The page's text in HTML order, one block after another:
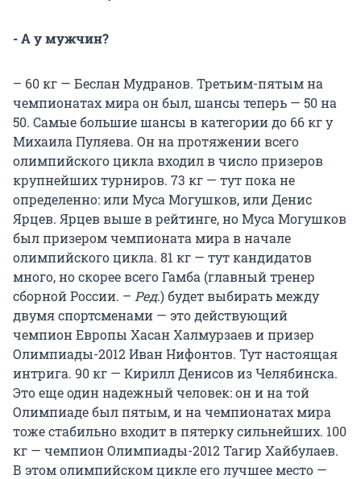
- А у мужчин?
– 60 кг — Беслан Мудранов. Третьим-пятым на
чемпионатах мира он был, шансы теперь — 50 на
50. Самые большие шансы в категории до 66 кг у
Михаила Пуляева. Он на протяжении всего
олимпийского цикла входил в число призеров
крупнейших турниров. 73 кг — тут пока не
определенно: или Муса Могушков, или Денис
Ярцев. Ярцев выше в рейтинге, но Муса Могушков
был призером чемпионата мира в начале
олимпийского цикла. 81 кг — тут кандидатов
много, но скорее всего Гамба (главный тренер
сборной России. – Ред.) будет выбирать между
двумя спортсменами — это действующий
чемпион Европы Хасан Халмурзаев и призер
Олимпиады-2012 Иван Нифонтов. Тут настоящая
интрига. 90 кг — Кирилл Денисов из Челябинска.
Это еще один надежный человек: он и на той
Олимпиаде был пятым, и на чемпионатах мира
тоже стабильно входит в пятерку сильнейших. 100
кг — чемпион Олимпиады-2012 Тагир Хайбулаев.
В этом олимпийском цикле его лучшее место —